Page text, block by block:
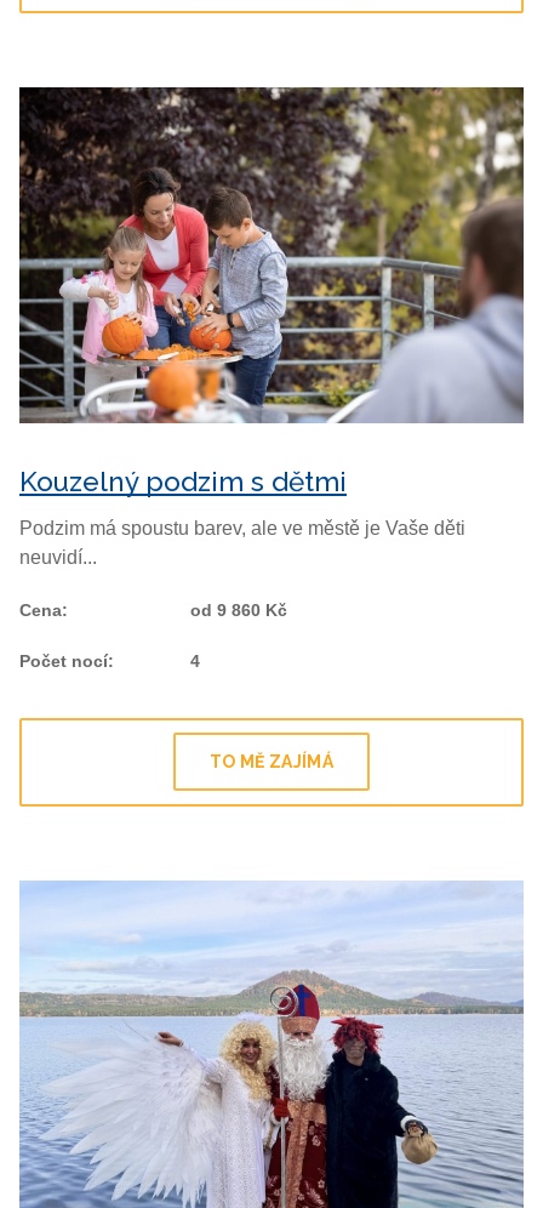
Kouzelný podzim s dětmi
Podzim má spoustu barev, ale ve městě je Vaše děti
neuvidí...
Cena: od 9 860 Kč
Počet nocí: 4
TO MĚ ZAJÍMÁ